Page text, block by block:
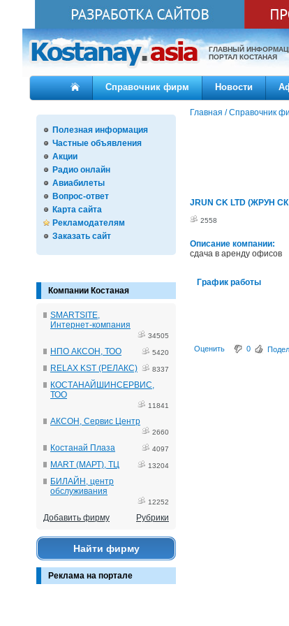
ГЛАВНЫЙ
ПОРТАЛ КОСТАНАЯ
Справочник фирм Новости
Полезная информация
Частные объявления
Акции
Радио онлайн
Авиабилеты
Вопрос-ответ
Карта сайта
Рекламодателям
Заказать сайт
Компании Костаная
SMARTSITE,
Интернет-компания
34505
НПО АКСОН, ТОО 5420
RELAX KST (РЕЛАКС) 8337
КОСТАНАЙШИНСЕРВИС,
ТОО
11841
АКСОН, Сервис Центр
2660
Костанай Плаза 4097
MART (МАРТ), ТЦ 13204
БИЛАЙН, центр
обслуживания
12252
Добавить фирму Рубрики
Найти фирму
Реклама на портале
Главная /Справочник
JRUN CK LTD (ЖРУН
2558
Описание компании:
сдача в аренду офисов
График работы
Оценить 0